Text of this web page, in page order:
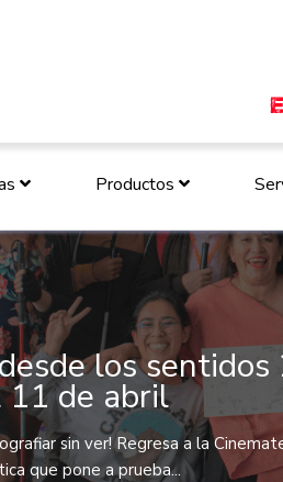
Productos
los sentidos
11 de abril
sin ver! Regresa a la
que pone a prueba...